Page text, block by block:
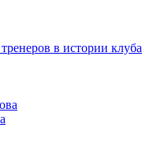
в истории клуба